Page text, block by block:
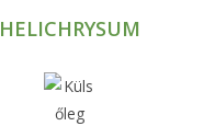
HELICHRYSUM